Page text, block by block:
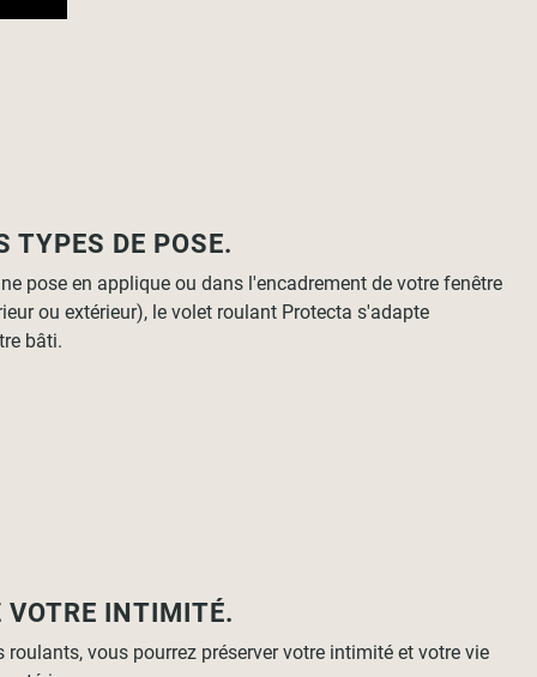
TYPES DE POSE.
pose en applique ou dans l'encadrement de votre fenêtre
ou extérieur), le volet roulant Protecta s'adapte
bâti.
VOTRE INTIMITÉ.
roulants, vous pourrez préserver votre intimité et votre vie